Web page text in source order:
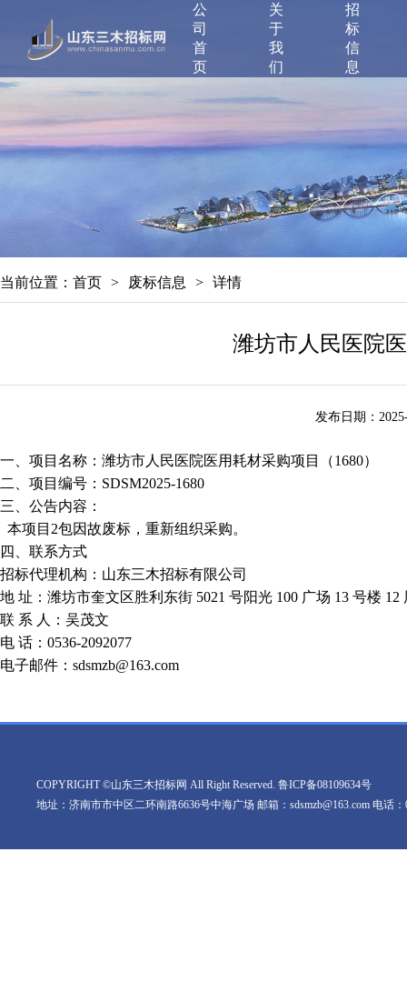
公
司
首
页
关
于
我
们
招
标
信
息
当前位置： 首页 > 废标信息 > 详情
潍坊市人民医院
发布日期：
一、 项目名称 ： 潍坊市人民医院医用耗材采购项目（1680）
二、项目编号： SDSM2025-1680
三、公告内容：
本项目2包因故废标，重新组织采购。
四、联系方式
招标代理机构：山东三木招标有限公司
地 址： 潍坊市奎文区胜利东街 5021 号阳光 100 广场 13 号楼 12
联 系 人： 吴茂文
电 话： 0536-2092077
电子邮件： sdsmzb@163.com
COPYRIGHT ©山东三木招标网 All Right Reserved. 鲁ICP备08109634号
地址：济南市市中区二环南路6636号中海广场 邮箱：sdsmzb@163.com 电话：